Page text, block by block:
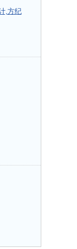
,方纪